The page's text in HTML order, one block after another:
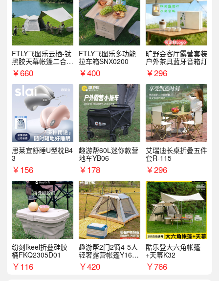
FTLY飞图乐云栖-钛
黑胶天幕帐篷二合一
TMTZ0201
￥660
FTLY飞图乐多功能
拉车箱SNX0200
￥400
旷野会客厅露营套装
户外茶具蓝牙音箱灯
￥296
思莱宜舒睡U型枕B4
3
￥156
趣游帮60L迷你款营
地车YB06
￥178
艾瑞迪长桌折叠五件
套R-115
￥296
纷刻fkeel折叠硅胶
桶FKQ2305D01
￥116
趣游帮2门2窗4-5人
轻奢露营帐篷Y16pl
us
￥420
酷乐登大六角帐篷
+天幕K32
￥766